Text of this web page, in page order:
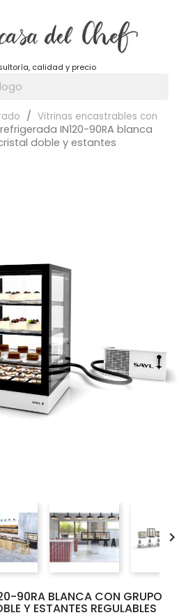
calidad y precio
Vitrinas encastrables con
IN120-90RA blanca
doble y estantes
90RA BLANCA CON GRUPO
Y ESTANTES REGULABLES